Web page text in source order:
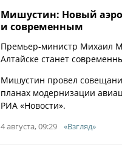
Мишустин: Новый
и современным
Премьер-министр Михаил
Алтайске станет
Мишустин провел
планах модернизации
РИА «Новости».
4 августа, 09:29 «Взгляд»